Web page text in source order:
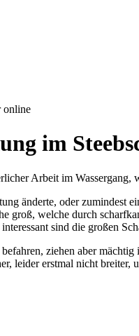
online
im
Arbeit im
änderte, oder zumindest
groß, welche durch
sind die großen
ziehen aber
leider erstmal nicht breiter,